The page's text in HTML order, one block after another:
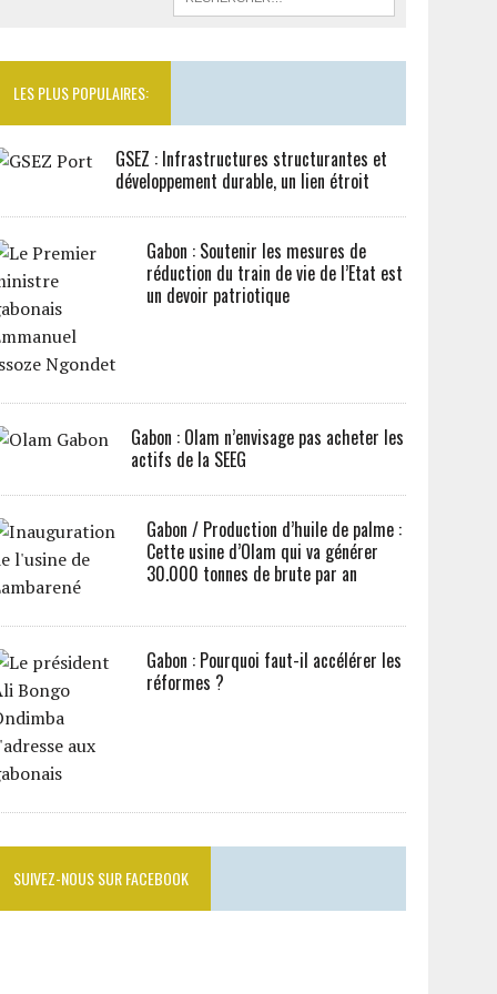
LES PLUS POPULAIRES:
GSEZ : Infrastructures structurantes et
développement durable, un lien étroit
Gabon : Soutenir les mesures de
réduction du train de vie de l’Etat est
un devoir patriotique
Gabon : Olam n’envisage pas acheter les
actifs de la SEEG
Gabon / Production d’huile de palme :
Cette usine d’Olam qui va générer
30.000 tonnes de brute par an
Gabon : Pourquoi faut-il accélérer les
réformes ?
SUIVEZ-NOUS SUR FACEBOOK